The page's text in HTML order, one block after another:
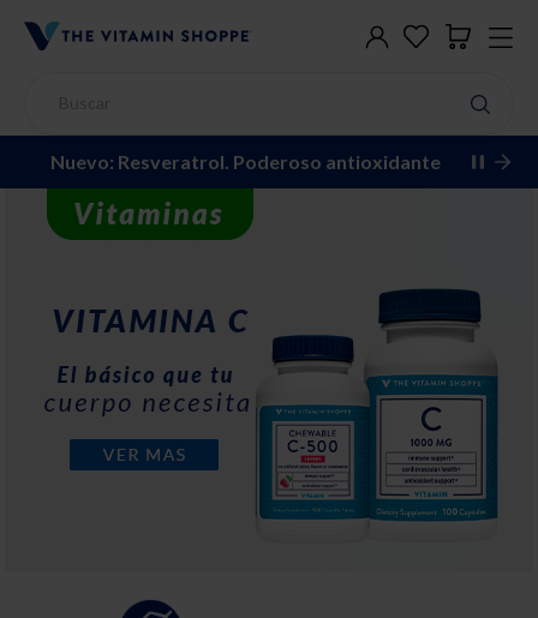
Nuevo: Resveratrol. Poderoso antioxidante